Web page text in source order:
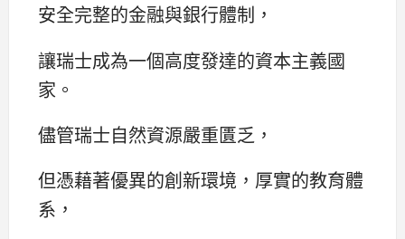
安全完整的金融與銀行體制，
讓瑞士成為一個高度發達的資本主義國
家。
儘管瑞士自然資源嚴重匱乏，
但憑藉著優異的創新環境，厚實的教育體
系，